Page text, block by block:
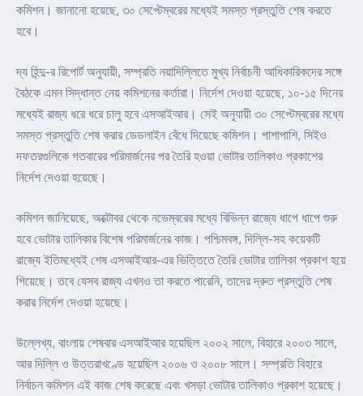
কমিশন। জানানো হয়েছে, ৩০ সেপ্টেম্বরের মধ্যেই সমস্ত প্রস্তুতি শেষ করতে
হবে।
দ্য হিন্দু-র রিপোর্ট অনুযায়ী, সম্প্রতি নয়াদিল্লিতে মুখ্য নির্বাচনী আধিকারিকদের সঙ্গে
বৈঠকে এমন সিদ্ধান্ত নেয় কমিশনের কর্তারা। নির্দেশ দেওয়া হয়েছে, ১০-১৫ দিনের
মধ্যেই রাজ্য ধরে ধরে চালু হবে এসআইআর। সেই অনুযায়ী ৩০ সেপ্টেম্বরের মধ্যে
সমস্ত প্রস্তুতি শেষ করার ডেডলাইন বেঁধে দিয়েছে কমিশন। পাশাপাশি, সিইও
দফতরগুলিকে গতবারের পরিমার্জনের পর তৈরি হওয়া ভোটার তালিকাও প্রকাশের
নির্দেশ দেওয়া হয়েছে।
কমিশন জানিয়েছে, অক্টোবর থেকে নভেম্বরের মধ্যে বিভিন্ন রাজ্যে ধাপে ধাপে শুরু
হবে ভোটার তালিকার বিশেষ পরিমার্জনের কাজ। পশ্চিমবঙ্গ, দিল্লি-সহ কয়েকটি
রাজ্যে ইতিমধ্যেই শেষ এসআইআর-এর ভিত্তিতে তৈরি ভোটার তালিকা প্রকাশ হয়ে
গিয়েছে। তবে যেসব রাজ্য এখনও তা করতে পারেনি, তাদের দ্রুত প্রস্তুতি শেষ
করার নির্দেশ দেওয়া হয়েছে।
উল্লেখ্য, বাংলায় শেষবার এসআইআর হয়েছিল ২০০২ সালে, বিহারে ২০০৩ সালে,
আর দিল্লি ও উত্তরাখণ্ডে হয়েছিল ২০০৬ ও ২০০৮ সালে। সম্প্রতি বিহারে
নির্বাচন কমিশন এই কাজ শেষ করেছে এবং খসড়া ভোটার তালিকাও প্রকাশ হয়েছে।